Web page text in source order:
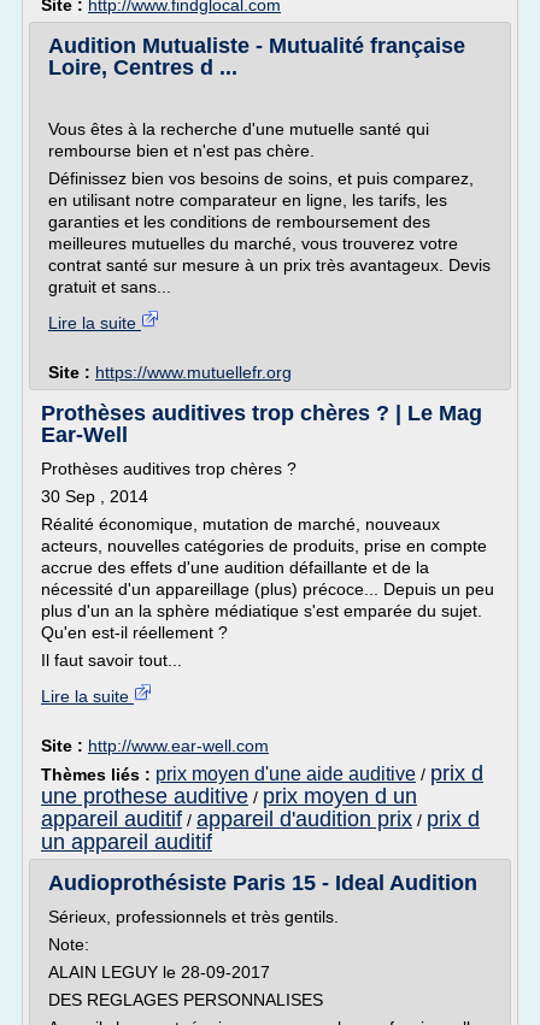
Site : http://www.findglocal.com
Audition Mutualiste - Mutualité française
Loire, Centres d ...
Vous êtes à la recherche d'une mutuelle santé qui
rembourse bien et n'est pas chère.
Définissez bien vos besoins de soins, et puis comparez,
en utilisant notre comparateur en ligne, les tarifs, les
garanties et les conditions de remboursement des
meilleures mutuelles du marché, vous trouverez votre
contrat santé sur mesure à un prix très avantageux. Devis
gratuit et sans...
Lire la suite
Site : https://www.mutuellefr.org
Prothèses auditives trop chères ? | Le Mag
Ear-Well
Prothèses auditives trop chères ?
30 Sep , 2014
Réalité économique, mutation de marché, nouveaux
acteurs, nouvelles catégories de produits, prise en compte
accrue des effets d'une audition défaillante et de la
nécessité d'un appareillage (plus) précoce... Depuis un peu
plus d'un an la sphère médiatique s'est emparée du sujet.
Qu'en est-il réellement ?
Il faut savoir tout...
Lire la suite
Site : http://www.ear-well.com
Thèmes liés : prix moyen d'une aide auditive / prix d
une prothese auditive / prix moyen d un
appareil auditif / appareil d'audition prix / prix d
un appareil auditif
Audioprothésiste Paris 15 - Ideal Audition
Sérieux, professionnels et très gentils.
Note:
ALAIN LEGUY le 28-09-2017
DES REGLAGES PERSONNALISES